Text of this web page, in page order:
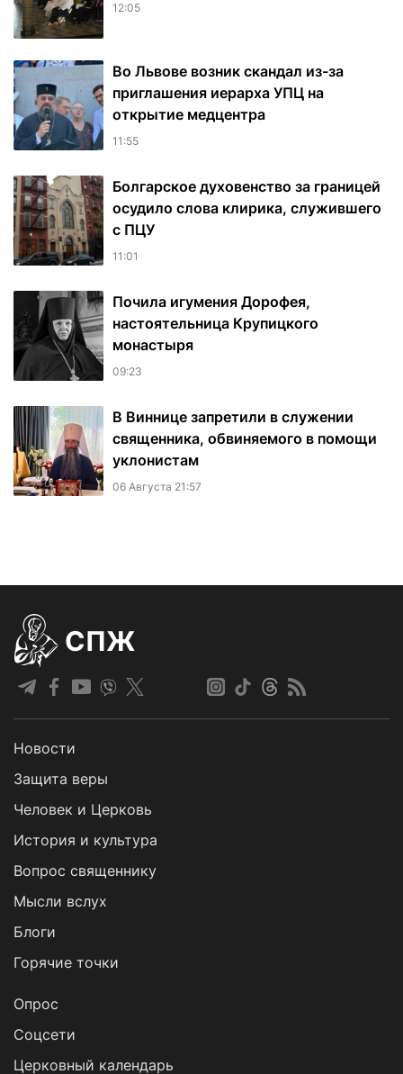
12:05
Во Львове возник скандал из-за
приглашения иерарха УПЦ на
открытие медцентра
11:55
Болгарское духовенство за границей
осудило слова клирика, служившего
с ПЦУ
11:01
Почила игумения Дорофея,
настоятельница Крупицкого
монастыря
09:23
В Виннице запретили в служении
священника, обвиняемого в помощи
уклонистам
06 Августа 21:57
СПЖ
Новости
Защита веры
Человек и Церковь
История и культура
Вопрос священнику
Мысли вслух
Блоги
Горячие точки
Опрос
Cоцсети
Церковный календарь